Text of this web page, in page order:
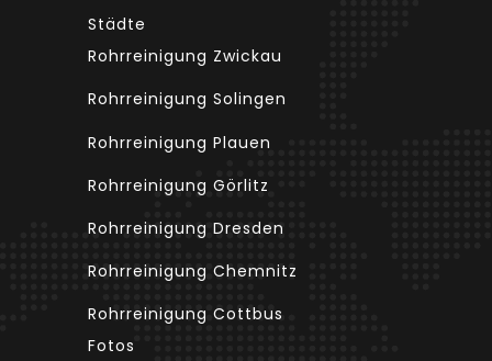
Städte
Rohrreinigung Zwickau
Rohrreinigung Solingen
Rohrreinigung Plauen
Rohrreinigung Görlitz
Rohrreinigung Dresden
Rohrreinigung Chemnitz
Rohrreinigung Cottbus
Fotos